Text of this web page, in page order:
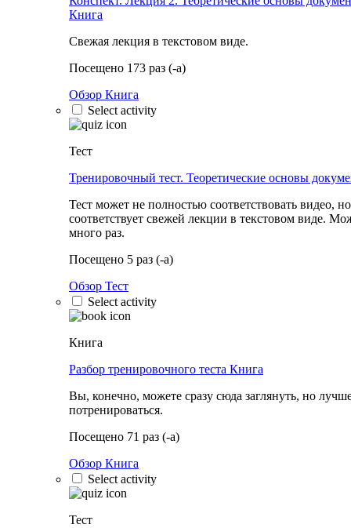
Книга
Свежая лекция в текстовом виде.
Посещено 173 раз (-а)
Обзор Книга
Select activity
Тест
Тренировочный тест. Теоретические основы
Тест может не полностью соответствовать видео,
соответствует свежей лекции в текстовом виде.
много раз.
Посещено 5 раз (-а)
Обзор Тест
Select activity
Книга
Разбор тренировочного теста Книга
Вы, конечно, можете сразу сюда заглянуть, но
потренироваться.
Посещено 71 раз (-а)
Обзор Книга
Select activity
Тест